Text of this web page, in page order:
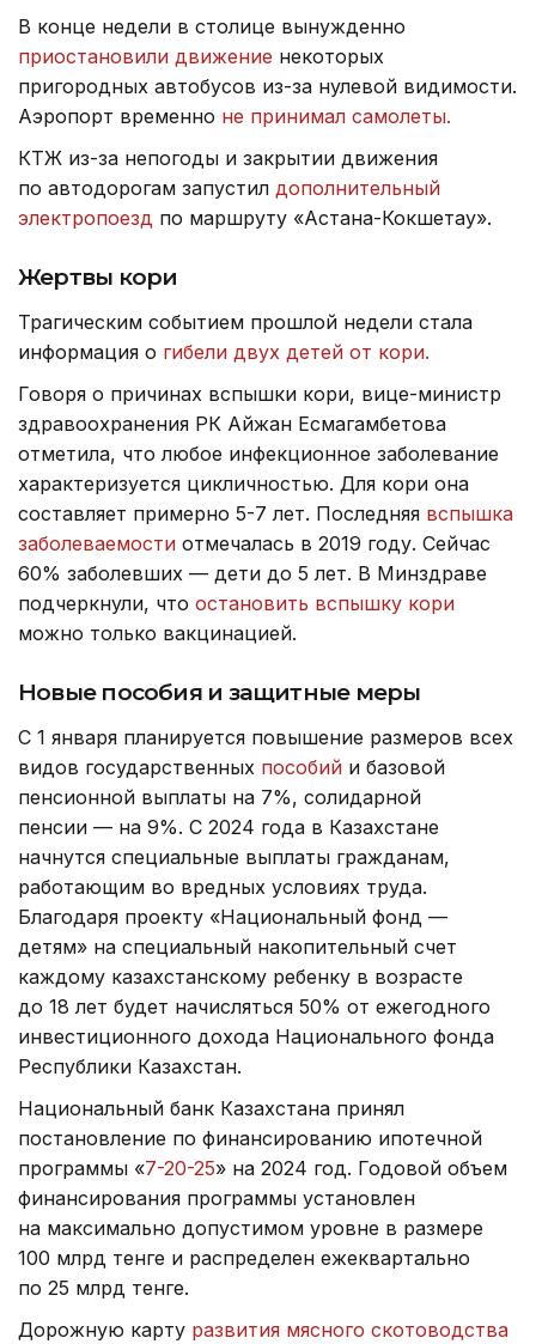
В конце недели в столице вынужденно
приостановили движение некоторых
пригородных автобусов из-за нулевой видимости.
Аэропорт временно не принимал самолеты.
КТЖ из-за непогоды и закрытии движения
по автодорогам запустил дополнительный
электропоезд по маршруту «Астана-Кокшетау».
Жертвы кори
Трагическим событием прошлой недели стала
информация о гибели двух детей от кори.
Говоря о причинах вспышки кори, вице-министр
здравоохранения РК Айжан Есмагамбетова
отметила, что любое инфекционное заболевание
характеризуется цикличностью. Для кори она
составляет примерно 5-7 лет. Последняя вспышка
заболеваемости отмечалась в 2019 году. Сейчас
60% заболевших — дети до 5 лет. В Минздраве
подчеркнули, что остановить вспышку кори
можно только вакцинацией.
Новые пособия и защитные меры
С 1 января планируется повышение размеров всех
видов государственных пособий и базовой
пенсионной выплаты на 7%, солидарной
пенсии — на 9%. С 2024 года в Казахстане
начнутся специальные выплаты гражданам,
работающим во вредных условиях труда.
Благодаря проекту «Национальный фонд —
детям» на специальный накопительный счет
каждому казахстанскому ребенку в возрасте
до 18 лет будет начисляться 50% от ежегодного
инвестиционного дохода Национального фонда
Республики Казахстан.
Национальный банк Казахстана принял
постановление по финансированию ипотечной
программы «7-20-25» на 2024 год. Годовой объем
финансирования программы установлен
на максимально допустимом уровне в размере
100 млрд тенге и распределен ежеквартально
по 25 млрд тенге.
Дорожную карту развития мясного скотоводства